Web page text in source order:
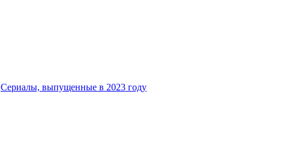
Сериалы, выпущенные в 2023 году